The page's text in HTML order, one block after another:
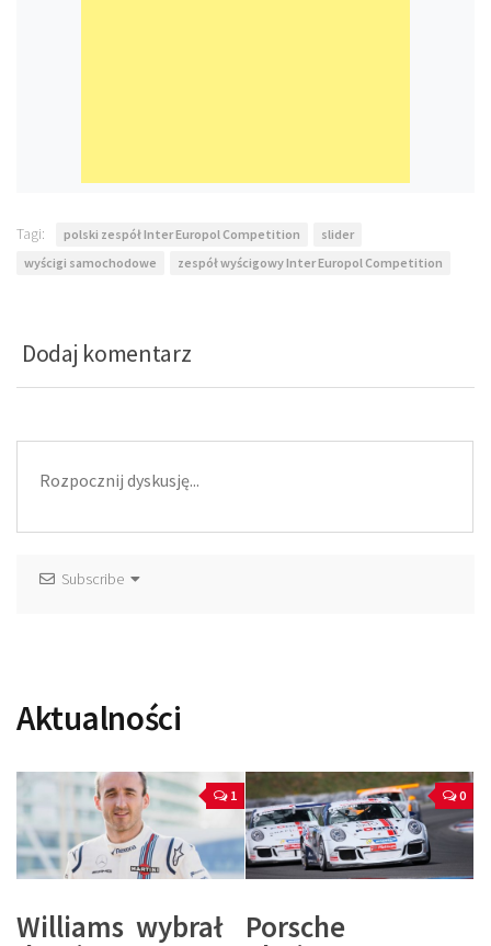
Tagi: polski zespół Inter Europol Competition
slider
wyścigi samochodowe
zespół wyścigowy Inter Europol Competition
Dodaj komentarz
Subscribe
Aktualności
1
Williams wybrał
0
Porsche